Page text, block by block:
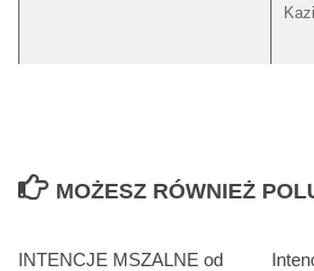
MOŻESZ RÓWNIEŻ
INTENCJE MSZALNE od